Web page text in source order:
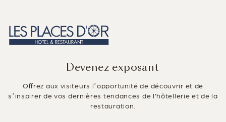
o
o
n
Devenez exposant
Offrez aux visiteurs l’opportunité de découvrir et de
s’inspirer de vos dernières tendances de l'hôtellerie et de la
restauration.